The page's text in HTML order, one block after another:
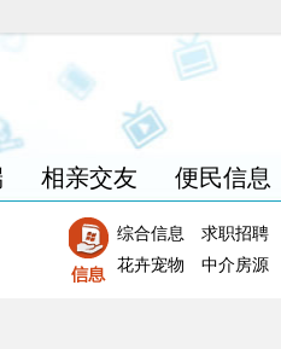
相亲交友 便民信息
综合信息 求职招聘
花卉宠物
中介房源